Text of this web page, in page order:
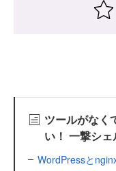
ツールがなく
い！ 一撃シ
WordPressと